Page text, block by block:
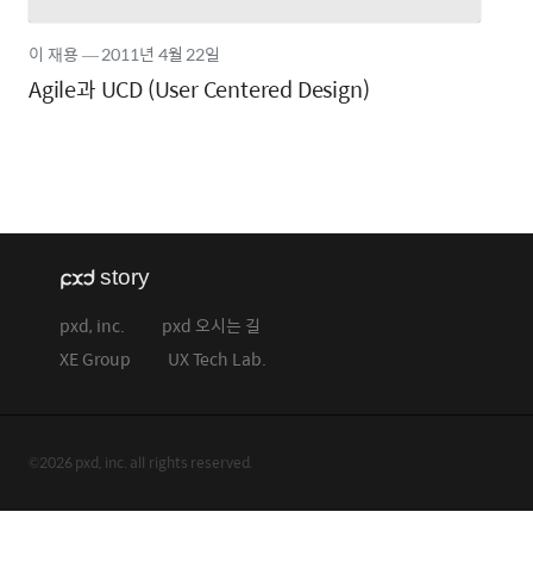
Agile과 UCD (User Centered Design)
이 재용―2011년 4월 22일
pxd, inc.
pxd 오시는 길
XE Group
UX Tech Lab.
©2026 pxd, inc. all rights reserved.